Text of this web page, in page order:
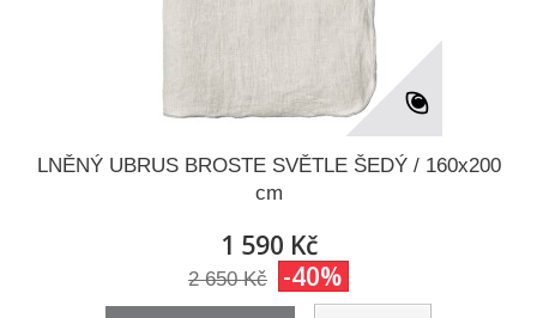
LNĚNÝ UBRUS BROSTE SVĚTLE ŠEDÝ / 160x200
cm
1 590 Kč
2 650 Kč -40%